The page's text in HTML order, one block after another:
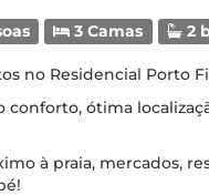
3 Camas 2
no Residencial Porto
conforto, ótima
à praia, mercados,